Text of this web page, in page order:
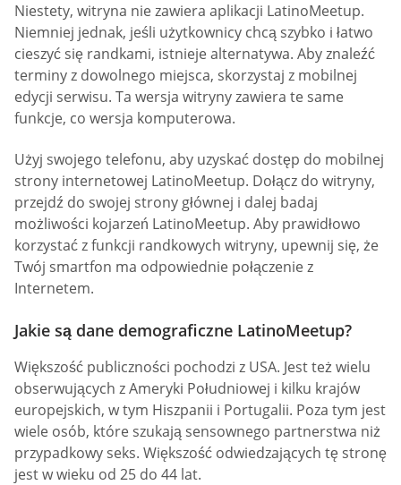
Niestety, witryna nie zawiera aplikacji LatinoMeetup.
Niemniej jednak, jeśli użytkownicy chcą szybko i łatwo
cieszyć się randkami, istnieje alternatywa. Aby znaleźć
terminy z dowolnego miejsca, skorzystaj z mobilnej
edycji serwisu. Ta wersja witryny zawiera te same
funkcje, co wersja komputerowa.
Użyj swojego telefonu, aby uzyskać dostęp do mobilnej
strony internetowej LatinoMeetup. Dołącz do witryny,
przejdź do swojej strony głównej i dalej badaj
możliwości kojarzeń LatinoMeetup. Aby prawidłowo
korzystać z funkcji randkowych witryny, upewnij się, że
Twój smartfon ma odpowiednie połączenie z
Internetem.
Jakie są dane demograficzne LatinoMeetup?
Większość publiczności pochodzi z USA. Jest też wielu
obserwujących z Ameryki Południowej i kilku krajów
europejskich, w tym Hiszpanii i Portugalii. Poza tym jest
wiele osób, które szukają sensownego partnerstwa niż
przypadkowy seks. Większość odwiedzających tę stronę
jest w wieku od 25 do 44 lat.